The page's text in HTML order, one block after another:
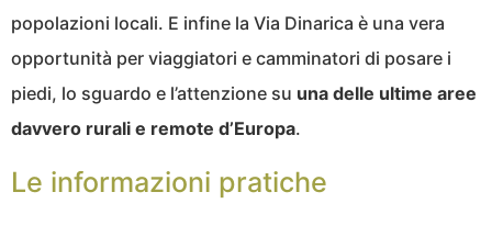
popolazioni locali. E infine la Via Dinarica è una vera
opportunità per viaggiatori e camminatori di posare i
piedi, lo sguardo e l’attenzione su una delle ultime aree
davvero rurali e remote d’Europa.
Le informazioni pratiche